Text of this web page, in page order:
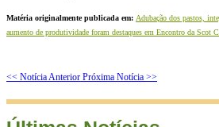
Matéria originalmente publicada em: Adubação dos pastos,
aumento de produtividade foram destaques em Encontro da Scot
<< Notícia Anterior Próxima Notícia >>